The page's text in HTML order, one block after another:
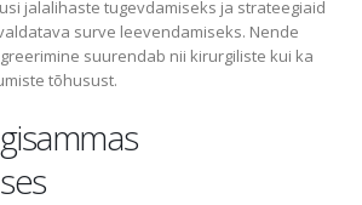
jalalihaste tugevdamiseks ja strateegiaid
surve leevendamiseks. Nende
suurendab nii kirurgiliste kui ka
tõhusust.